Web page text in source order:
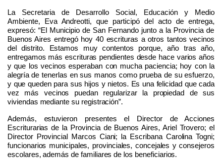
La Secretariade Desarrollo Social, Educación y Medio
Ambiente, Eva Andreotti,que participó del acto de entrega,
expresó: “El Municipio de San Fernando junto a la Provincia de
Buenos Aires entregó hoy 40 escrituras a otros tantos vecinos
del distrito. Estamos muy contentos porque, año tras año,
entregamos más escrituras pendientes desde hace varios años
y que los vecinos esperaban con mucha paciencia; hoy con la
alegría de tenerlas en sus manos como prueba de su esfuerzo,
y que queden para sus hijos y nietos. Es una felicidad que cada
vez más vecinos puedan regularizar la propiedad de sus
viviendas mediante su registración”.
Además, estuvieron presentes el Director de Acciones
Escriturarias de la Provincia de Buenos Aires, Ariel Trovero; el
Director Provincial Marcos Ciani; la Escribana Carolina Togni;
funcionarios municipales, provinciales, concejales y consejeros
escolares, además de familiares de los beneficiarios.